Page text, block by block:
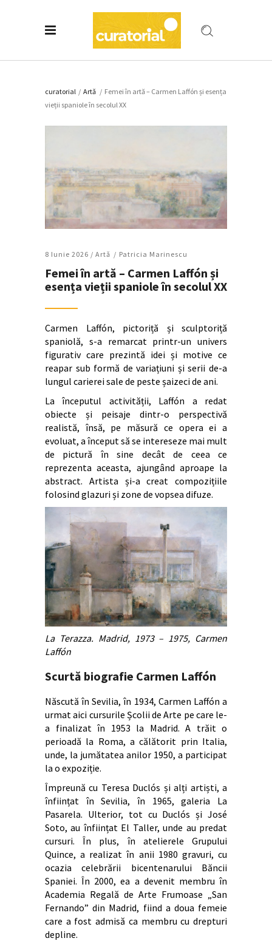
curatorial / Artǎ / Femei în artă – Carmen Laffón și esența
vieții spaniole în secolul XX
8 Iunie 2026 / Artǎ Patricia Marinescu
Femei în artă – Carmen Laffón și
esența vieții spaniole în secolul XX
Carmen Laffón, pictoriță și sculptoriță
spaniolă, s-a remarcat printr-un univers
figurativ care prezintă idei și motive ce
reapar sub formă de variațiuni și serii de-a
lungul carierei sale de peste șaizeci de ani.
La începutul activității, Laffón a redat
obiecte și peisaje dintr-o perspectivă
realistă, însă, pe măsură ce opera ei a
evoluat, a început să se intereseze mai mult
de pictură în sine decât de ceea ce
reprezenta aceasta, ajungând aproape la
abstract. Artista și-a creat compozițiile
folosind glazuri și zone de vopsea difuze.
La Terazza. Madrid, 1973 – 1975, Carmen
Laffón
Scurtă biografie Carmen Laffón
Născută în Sevilia, în 1934, Carmen Laffón a
urmat aici cursurile Școlii de Arte pe care le-
a finalizat în 1953 la Madrid. A trăit o
perioadă la Roma, a călătorit prin Italia,
unde, la jumătatea anilor 1950, a participat
la o expoziție.
Împreună cu Teresa Duclós și alți artiști, a
înființat în Sevilia, în 1965, galeria La
Pasarela. Ulterior, tot cu Duclós și José
Soto, au înființat El Taller, unde au predat
cursuri. În plus, în atelierele Grupului
Quince, a realizat în anii 1980 gravuri, cu
ocazia celebrării bicentenarului Băncii
Spaniei. În 2000, ea a devenit membru în
Academia Regală de Arte Frumoase „San
Fernando” din Madrid, fiind a doua femeie
care a fost admisă ca membru cu drepturi
depline.